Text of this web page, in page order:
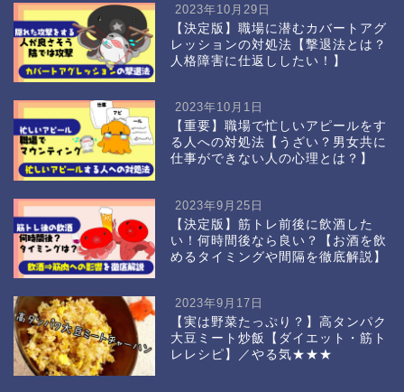
2023年10月29日
【決定版】職場に潜むカバートアグ
レッションの対処法【撃退法とは？
人格障害に仕返ししたい！】
2023年10月1日
【重要】職場で忙しいアピールをす
る人への対処法【うざい？男女共に
仕事ができない人の心理とは？】
2023年9月25日
【決定版】筋トレ前後に飲酒した
い！何時間後なら良い？【お酒を飲
めるタイミングや間隔を徹底解説】
2023年9月17日
【実は野菜たっぷり？】高タンパク
大豆ミート炒飯【ダイエット・筋ト
レレシピ】／やる気★★★